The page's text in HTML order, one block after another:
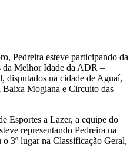
Pedreira esteve participando da
da Melhor Idade da ADR –
disputados na cidade de Aguaí,
Baixa Mogiana e Circuito das
Esportes a Lazer, a equipe do
representando Pedreira na
3º lugar na Classificação Geral,